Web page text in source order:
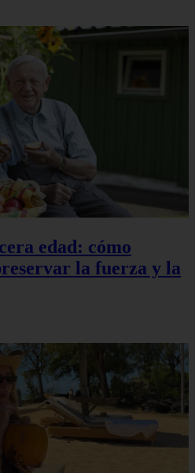
edad: cómo
la fuerza y la